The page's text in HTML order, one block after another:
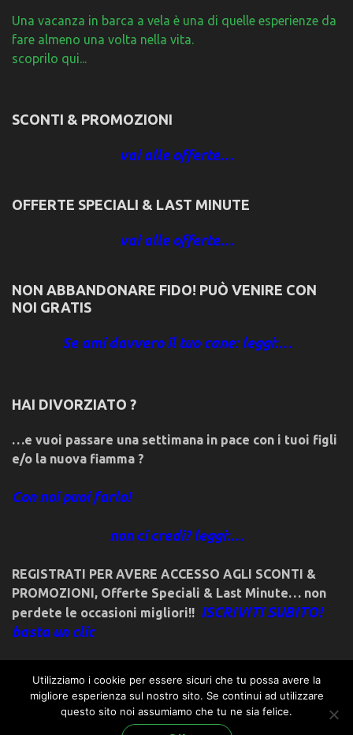
Una vacanza in barca a vela è una di quelle esperienze da
fare almeno una volta nella vita.
scoprilo qui...
SCONTI & PROMOZIONI
vai alle offerte…
OFFERTE SPECIALI & LAST MINUTE
vai alle offerte…
NON ABBANDONARE FIDO! PUÒ VENIRE CON
NOI GRATIS
Se ami davvero il tuo cane: leggi:…
HAI DIVORZIATO ?
…e vuoi passare una settimana in pace con i tuoi figli
e/o la nuova fiamma ?
Con noi puoi farlo!
non ci credi? leggi:…
REGISTRATI PER AVERE ACCESSO AGLI SCONTI &
PROMOZIONI, Offerte Speciali & Last Minute… non
perdete le occasioni migliori!! ISCRIVITI SUBITO!
basta un clic
© 2018friulivg.it. -*- By ST.GEORGE.DRAGONSLAYER LLC -*-
admin@st-george-dragonslayer.com
Utilizziamo i cookie per essere sicuri che tu possa avere la
migliore esperienza sul nostro sito. Se continui ad utilizzare
questo sito noi assumiamo che tu ne sia felice.